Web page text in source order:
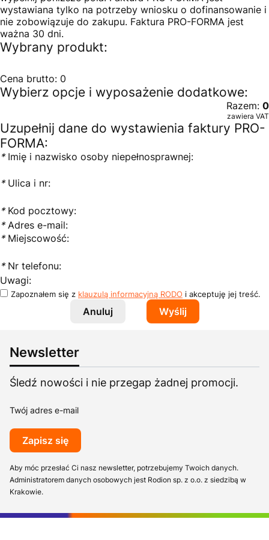
wystawiana tylko na potrzeby wniosku o dofinansowanie i
nie zobowiązuje do zakupu. Faktura PRO-FORMA jest
ważna 30 dni.
Wybrany produkt:
Cena brutto: 0
Wybierz opcje i wyposażenie dodatkowe:
Razem: 0
zawiera VAT
Uzupełnij dane do wystawienia faktury PRO-
FORMA:
*Imię i nazwisko osoby niepełnosprawnej:
*Ulica i nr:
*Kod pocztowy:
*Adres e-mail:
*Miejscowość:
*Nr telefonu:
Uwagi:
Zapoznałem się z klauzulą informacyjną RODO i akceptuję jej treść.
Anuluj Wyślij
Newsletter
Śledź nowości i nie przegap żadnej promocji.
Twój adres e-mail
Zapisz się
Aby móc przesłać Ci nasz newsletter, potrzebujemy Twoich danych.
Administratorem danych osobowych jest Rodion sp. z o.o. z siedzibą w
Krakowie.